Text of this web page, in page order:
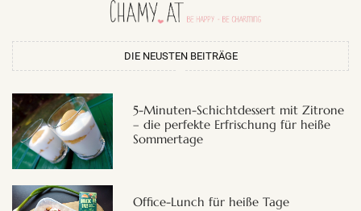
DIE NEUSTEN BEITRÄGE
5-Minuten-Schichtdessert mit Zitrone
– die perfekte Erfrischung für heiße
Sommertage
Office-Lunch für heiße Tage